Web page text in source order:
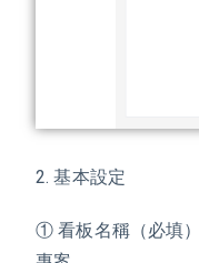
2. 基本設定
① 看板名稱（必填